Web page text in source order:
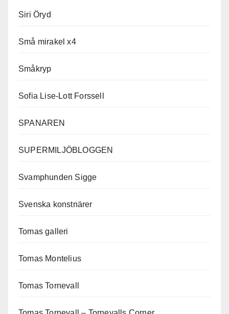
Siri Öryd
Små mirakel x4
Småkryp
Sofia Lise-Lott Forssell
SPANAREN
SUPERMILJÖBLOGGEN
Svamphunden Sigge
Svenska konstnärer
Tomas galleri
Tomas Montelius
Tomas Tornevall